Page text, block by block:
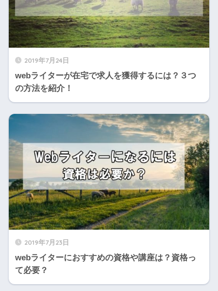
2019年7月24日
webライターが在宅で求人を獲得するには？３つ
の方法を紹介！
2019年7月23日
webライターにおすすめの資格や講座は？資格っ
て必要？